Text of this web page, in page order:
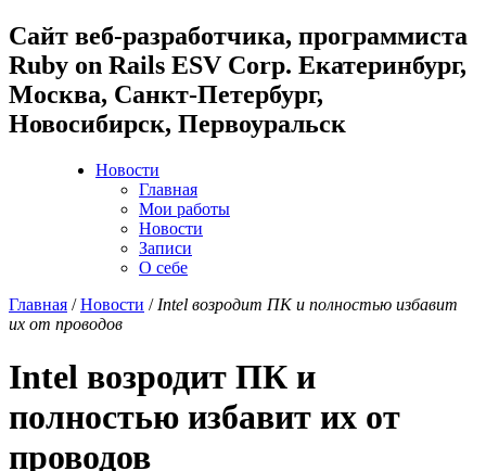
Cайт веб-разработчика, программиста
Ruby on Rails ESV Corp. Екатеринбург,
Москва, Санкт-Петербург,
Новосибирск, Первоуральск
Новости
Главная
Мои работы
Новости
Записи
О себе
Главная /Новости / Intel возродит ПК и полностью избавит
их от проводов
Intel возродит ПК и
полностью избавит их от
проводов